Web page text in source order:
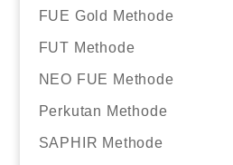
FUE Gold Methode
FUT Methode
NEO FUE Methode
Perkutan Methode
SAPHIR Methode